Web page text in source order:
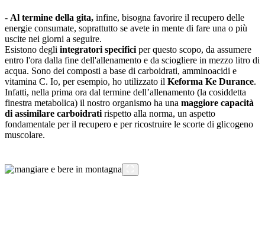
- Al termine della gita, infine, bisogna favorire il recupero delle
energie consumate, soprattutto se avete in mente di fare una o più
uscite nei giorni a seguire.
Esistono degli integratori specificiper questo scopo, da assumere
entro l'ora dalla fine dell'allenamento e da sciogliere in mezzo litro di
acqua. Sono dei composti a base di carboidrati, amminoacidi e
vitamina C. Io, per esempio, ho utilizzato il Keforma Ke Durance.
Infatti, nella prima ora dal termine dell’allenamento (la cosiddetta
finestra metabolica) il nostro organismo ha una maggiore capacità
di assimilare carboidratirispetto alla norma, un aspetto
fondamentale per il recupero e per ricostruire le scorte di glicogeno
muscolare.